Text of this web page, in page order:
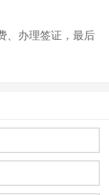
、办理签证，最后